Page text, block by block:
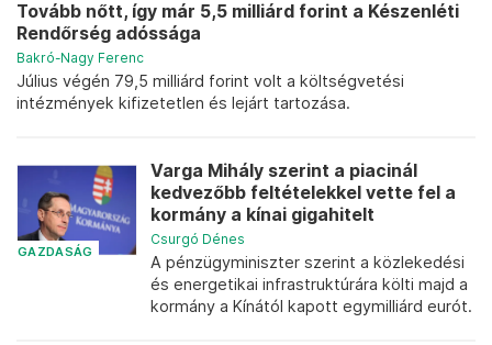
Tovább nőtt, így már 5,5 milliárd forint a Készenléti
Rendőrség adóssága
Bakró-Nagy Ferenc
Július végén 79,5 milliárd forint volt a költségvetési
intézmények kifizetetlen és lejárt tartozása.
GAZDASÁG
Varga Mihály szerint a piacinál
kedvezőbb feltételekkel vette fel a
kormány a kínai gigahitelt
Csurgó Dénes
A pénzügyminiszter szerint a közlekedési
és energetikai infrastruktúrára költi majd a
kormány a Kínától kapott egymilliárd eurót.